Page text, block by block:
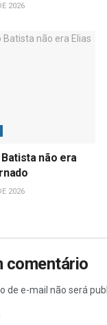
2026
não era
2026
comentário
de e-mail não será